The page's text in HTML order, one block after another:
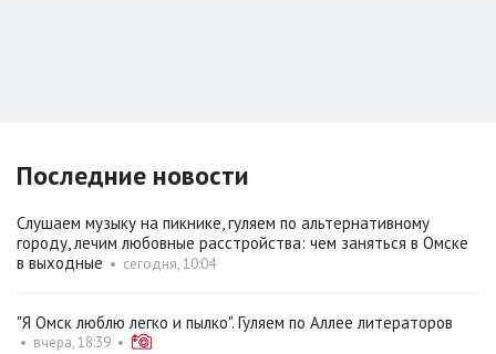
Последние новости
Слушаем музыку на пикнике, гуляем по альтернативному
городу, лечим любовные расстройства: чем заняться в Омске
в выходные • сегодня, 10:04
"Я Омск люблю легко и пылко". Гуляем по Аллее литераторов
• вчера, 18:39 •